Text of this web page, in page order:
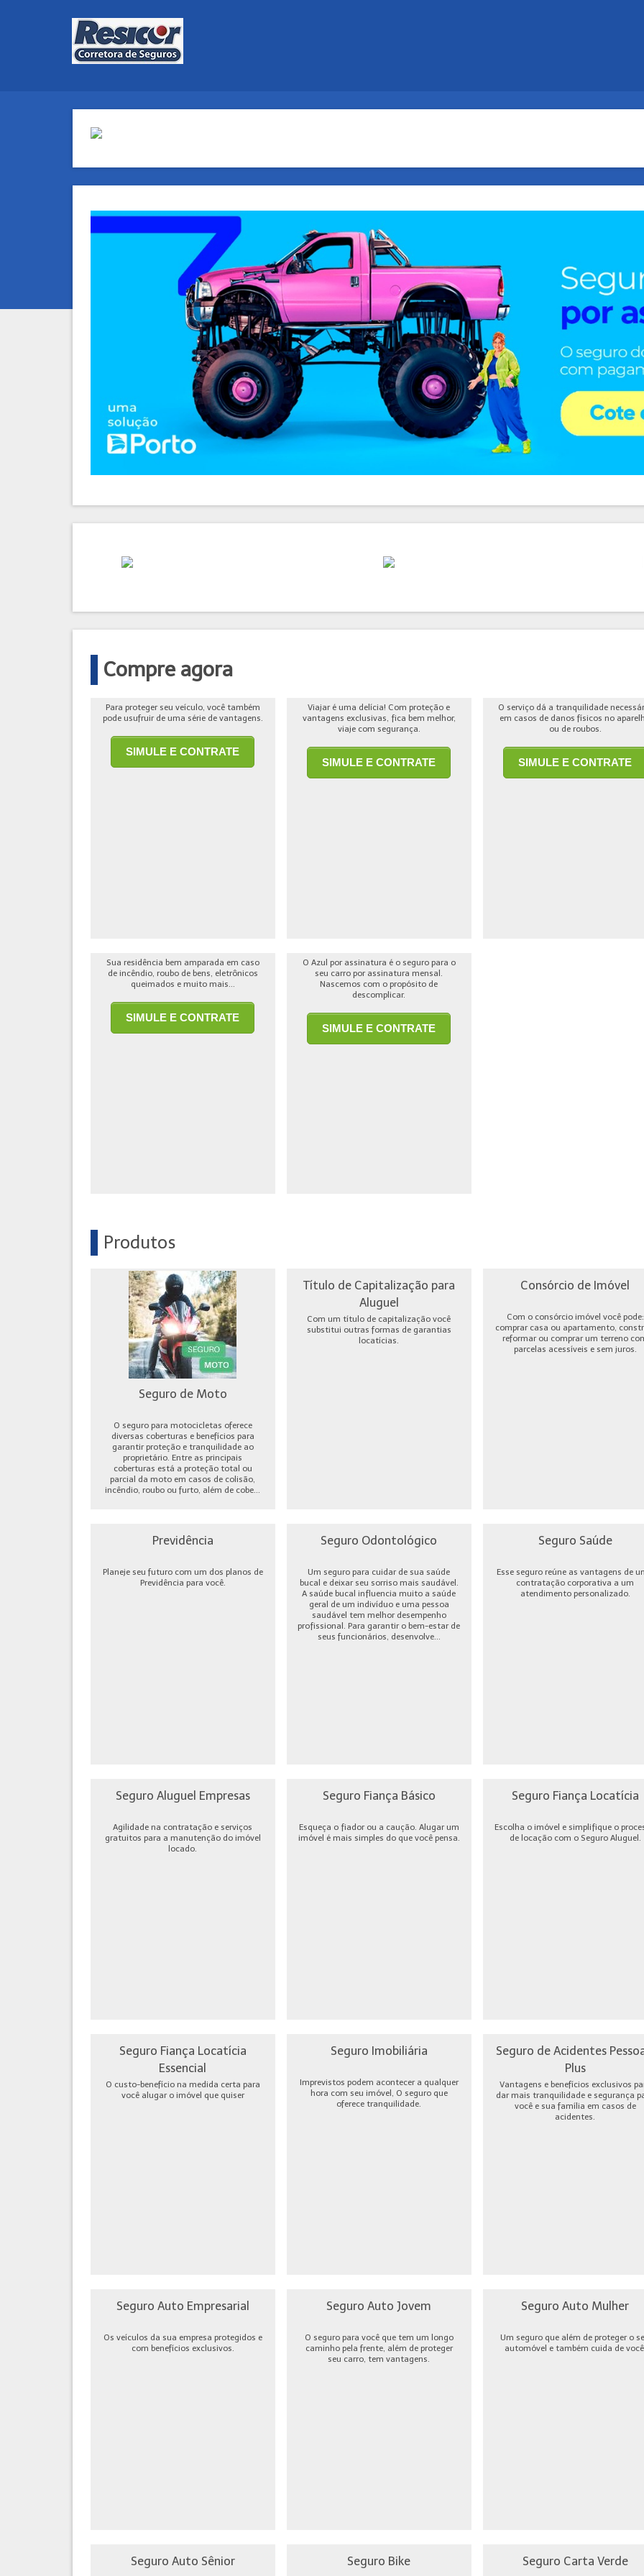
Compre agora
Para proteger seu veículo, você também
pode usufruir de uma série de vantagens.
SIMULE E CONTRATE
Viajar é uma delícia! Com proteção e
vantagens exclusivas, fica bem melhor,
viaje com segurança.
SIMULE E CONTRATE
O serviço dá a tranquilidade
em casos de danos físicos no
ou de roubos.
SIMULE E CONTRATE
Sua residência bem amparada em caso
de incêndio, roubo de bens, eletrônicos
queimados e muito mais...
SIMULE E CONTRATE
O Azul por assinatura é o seguro para o
seu carro por assinatura mensal.
Nascemos com o propósito de
descomplicar.
SIMULE E CONTRATE
Produtos
Seguro de Moto
O seguro para motocicletas oferece
diversas coberturas e benefícios para
garantir proteção e tranquilidade ao
proprietário. Entre as principais
coberturas está a proteção total ou
parcial da moto em casos de colisão,
incêndio, roubo ou furto, além de cobe...
Título de Capitalização para
Aluguel
Com um título de capitalização você
substitui outras formas de garantias
locatícias.
Consórcio de Imóvel
Com o consórcio imóvel você pode:
comprar casa ou apartamento,
reformar ou comprar um terreno
parcelas acessíveis e sem juros.
Previdência
Planeje seu futuro com um dos planos de
Previdência para você.
Seguro Odontológico
Um seguro para cuidar de sua saúde
bucal e deixar seu sorriso mais saudável.
A saúde bucal influencia muito a saúde
geral de um indivíduo e uma pessoa
saudável tem melhor desempenho
profissional. Para garantir o bem-estar de
seus funcionários, desenvolve...
Seguro Saúde
Esse seguro reúne as vantagens de
contratação corporativa a um
atendimento personalizado.
Seguro Aluguel Empresas
Agilidade na contratação e serviços
gratuitos para a manutenção do imóvel
locado.
Seguro Fiança Básico
Esqueça o fiador ou a caução. Alugar um
imóvel é mais simples do que você pensa.
Seguro Fiança Locatícia
Escolha o imóvel e simplifique o
de locação com o Seguro Aluguel.
Seguro Fiança Locatícia
Essencial
O custo-benefício na medida certa para
você alugar o imóvel que quiser
Seguro Imobiliária
Imprevistos podem acontecer a qualquer
hora com seu imóvel, O seguro que
oferece tranquilidade.
Seguro de Acidentes
Plus
Vantagens e benefícios exclusivos
dar mais tranquilidade e segurança
você e sua família em casos de
acidentes.
Seguro Auto Empresarial
Os veículos da sua empresa protegidos e
com benefícios exclusivos.
Seguro Auto Jovem
O seguro para você que tem um longo
caminho pela frente, além de proteger
seu carro, tem vantagens.
Seguro Auto Mulher
Um seguro que além de proteger o
automóvel e também cuida de você.
Seguro Auto Sênior Seguro Bike Seguro Carta Verde